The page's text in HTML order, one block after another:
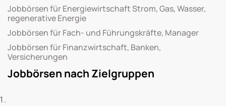
Jobbörsen für Energiewirtschaft Strom, Gas, Wasser,
regenerative Energie
Jobbörsen für Fach- und Führungskräfte, Manager
Jobbörsen für Finanzwirtschaft, Banken,
Versicherungen
Jobbörsen nach Zielgruppen